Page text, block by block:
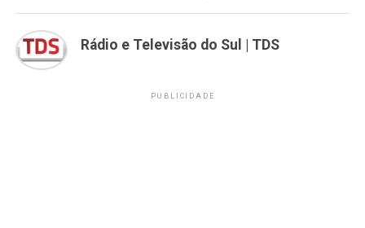
Rádio e Televisão do Sul | TDS
PUBLICIDADE